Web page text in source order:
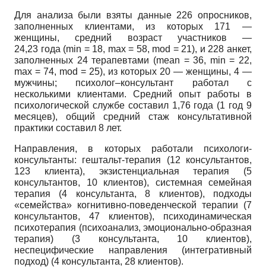
Для анализа были взяты данные 226 опросников,
заполненных клиентами, из которых 171 —
женщины, средний возраст участников —
24,23 года (min = 18, max = 58, mod = 21), и 228 анкет,
заполненных 24 терапевтами (mean = 36, min = 22,
max = 74, mod = 25), из которых 20 — женщины, 4 —
мужчины; психолог–консультант работал с
несколькими клиентами. Средний опыт работы в
психологической службе составил 1,76 года (1 год 9
месяцев), общий средний стаж консультативной
практики составил 8 лет.
Направления, в которых работали психологи-
консультанты: гештальт-терапия (12 консультантов,
123 клиента), экзистенциальная терапия (5
консультантов, 10 клиентов), системная семейная
терапия (4 консультанта, 8 клиентов), подходы
«семейства» когнитивно-поведенческой терапии (7
консультантов, 47 клиентов), психодинамическая
психотерапия (психоанализ, эмоционально-образная
терапия) (3 консультанта, 10 клиентов),
неспецифические направления (интегративный
подход) (4 консультанта, 28 клиентов).